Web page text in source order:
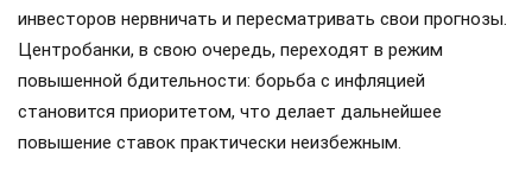
инвесторов нервничать и пересматривать свои прогнозы.
Центробанки, в свою очередь, переходят в режим
повышенной бдительности: борьба с инфляцией
становится приоритетом, что делает дальнейшее
повышение ставок практически неизбежным.